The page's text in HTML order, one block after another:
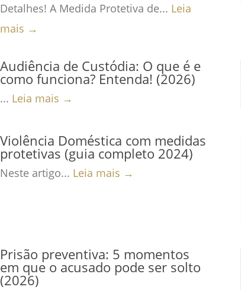
Detalhes! A Medida Protetiva de... Leia
mais →
Audiência de Custódia: O que é e
como funciona? Entenda! (2026)
... Leia mais →
Violência Doméstica com medidas
protetivas (guia completo 2024)
Neste artigo... Leia mais →
Prisão preventiva: 5 momentos
em que o acusado pode ser solto
(2026)